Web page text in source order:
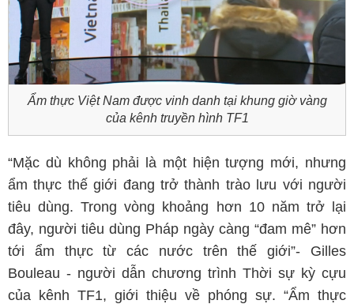
Ẩm thực Việt Nam được vinh danh tại khung giờ vàng
của kênh truyền hình TF1
“Mặc dù không phải là một hiện tượng mới, nhưng
ẩm thực thế giới đang trở thành trào lưu với người
tiêu dùng. Trong vòng khoảng hơn 10 năm trở lại
đây, người tiêu dùng Pháp ngày càng “đam mê” hơn
tới ẩm thực từ các nước trên thế giới”- Gilles
Bouleau - người dẫn chương trình Thời sự kỳ cựu
của kênh TF1, giới thiệu về phóng sự. “Ẩm thực